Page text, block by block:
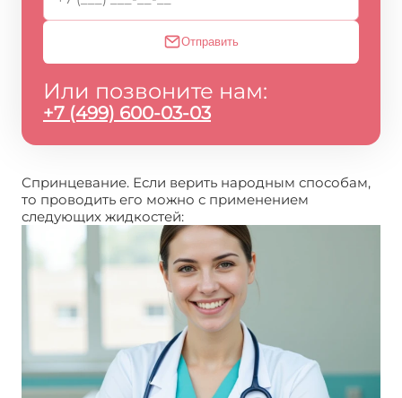
Отправить
Или позвоните нам:
+7 (499) 600-03-03
Спринцевание. Если верить народным способам,
то проводить его можно с применением
следующих жидкостей: